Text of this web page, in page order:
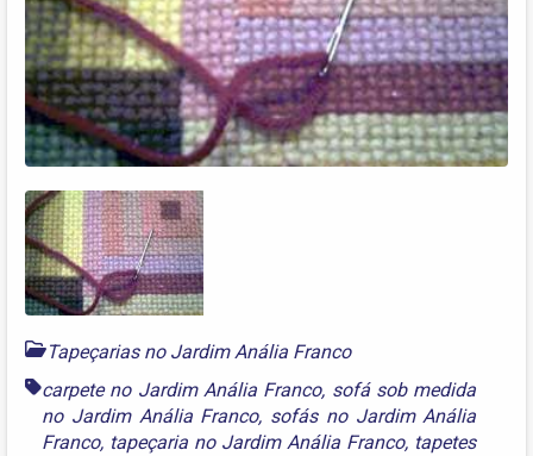
Tapeçarias no Jardim Anália Franco
carpete no Jardim Anália Franco, sofá sob medida
no Jardim Anália Franco, sofás no Jardim Anália
Franco, tapeçaria no Jardim Anália Franco, tapetes